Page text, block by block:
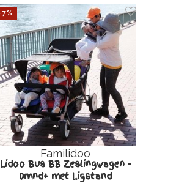
DeBabykraam! - meerlingbuggy voor 4
kinderen.
Ideaal voor oppasmoeders en
kinderdagverblijven!
-7%
Familidoo
Lidoo Bus BB Zeslingwagen -
0mnd+ met Ligstand